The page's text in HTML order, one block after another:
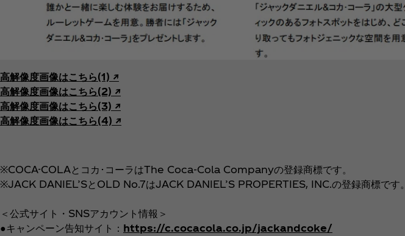
高解像度画像はこちら(1) ↗︎
高解像度画像はこちら(2) ↗︎
高解像度画像はこちら(3) ↗︎
高解像度画像はこちら(4) ↗︎
※COCA-COLAとコカ･コーラはThe Coca‑Cola Companyの登録商標です。
※JACK DANIEL’SとOLD No.7はJACK DANIEL’S PROPERTIES, INC.の登録商標です。
＜公式サイト・SNSアカウント情報＞
●キャンペーン告知サイト： https://c.cocacola.co.jp/jackandcoke/